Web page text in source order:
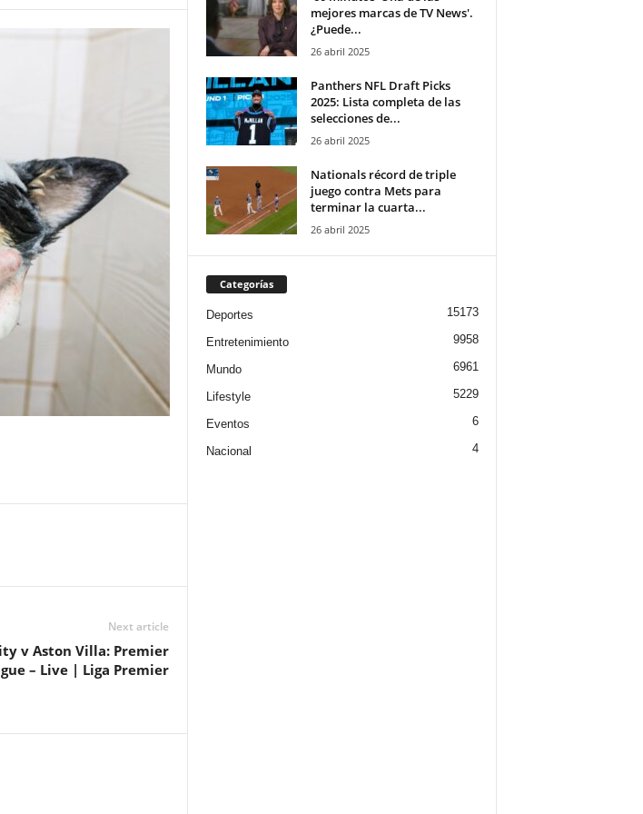
Next article
v Aston Villa: Premier
– Live | Liga Premier
mejores marcas de TV News'.
¿Puede...
26 abril 2025
Panthers NFL Draft Picks
2025: Lista completa de las
selecciones de...
26 abril 2025
Nationals récord de triple
juego contra Mets para
terminar la cuarta...
26 abril 2025
Categorías
Deportes 15173
Entretenimiento 9958
Mundo 6961
Lifestyle 5229
Eventos 6
Nacional 4